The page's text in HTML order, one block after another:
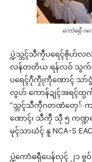
ကောံဓရီု ဂက
ပ္ဍဲသ္ဘၚ်သဳကၠဳပရေၚ်ၜိုဟ်လ
လန်တတိယ ရန်လဝ် သွက်
ပရေၚ်ဂီုကၠီုကီုဏောၚ် သာ်ဝွံ
လွဟ် ကောန်ဍုၚ်အရၚ်ထ္ပ
“သ္ဘၚ်သဳကၠဳဂတဏံတှေ် က
ဏောၚ်၊ သဳကၠဳ သီု ၅ ကဏ္ဍ
မုၚ်သာဃံၚ် နူ NCA-S
ပ္ဍဲကောံဓရီုပေန်လုၚ် ၂